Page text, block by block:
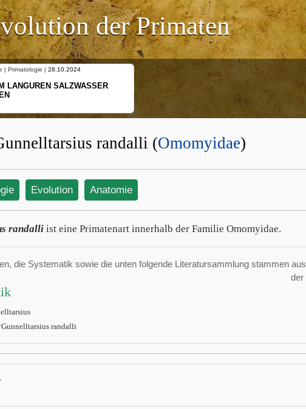
der Primaten
| Primatologie | 28.10.2024
LANGUREN SALZWASSER
randalli (Omomyidae)
Evolution Anatomie
randalli ist eine Primatenart innerhalb der Familie Omomyidae.
die Systematik sowie die unten folgende Literatursammlung stammen aus
der
randalli